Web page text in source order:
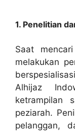
1. Penelitian
Saat
melakukan
Alhijaz
ketrampilan
peziarah.
pelanggan,